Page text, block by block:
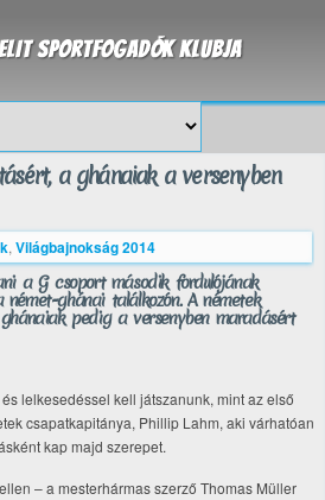
a ghánaiak a versenyben
, Világbajnokság 2014
a G csoport második fordulójának
német-ghánai találkozón. A németek
pedig a versenyben maradásért
lelkesedéssel kell játszanunk, mint az első
csapatkapitánya, Phillip Lahm, aki várhatóan
kap majd szerepet.
– a mesterhármas szerző Thomas Müller